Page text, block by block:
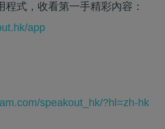
式，收看第一手精彩內容：
app
speakout_hk/?hl=zh-hk